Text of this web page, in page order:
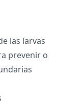
las larvas
prevenir o